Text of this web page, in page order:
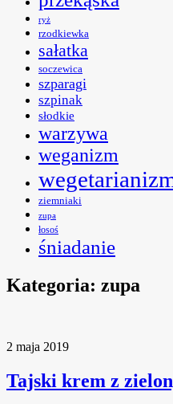
ryż
rzodkiewka
sałatka
soczewica
szparagi
szpinak
słodkie
warzywa
weganizm
ziemniaki
zupa
łosoś
śniadanie
Kategoria: zupa
2 maja 2019
Tajski krem z